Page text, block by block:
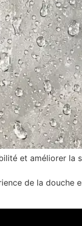
et améliorer la
de la douche